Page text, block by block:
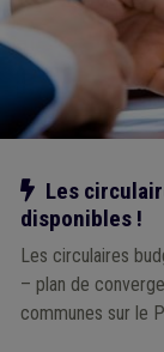
Notre action
Les
disponibles !
Les circulaires
– plan de
communes sur le